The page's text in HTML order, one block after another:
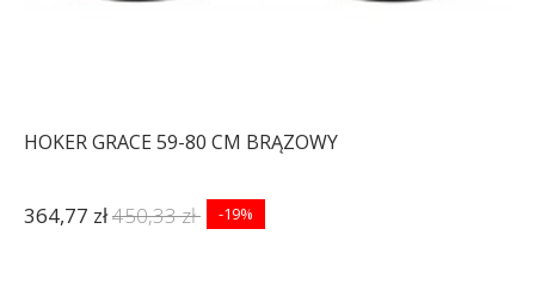
HOKER GRACE 59-80 CM BRĄZOWY
364,77 zł450,33 zł -19%